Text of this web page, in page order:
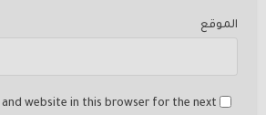
الموقع
and website in this browser for the next